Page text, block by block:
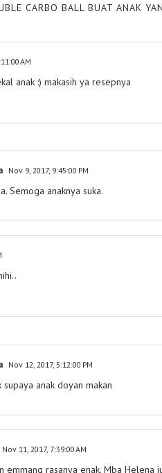
CARBO BALL BUAT ANAK
AM
anak :) makasih ya resepnya
Nov 9, 2017, 9:45:00 PM
Semoga anaknya suka.
Nov 12, 2017, 5:12:00 PM
anak doyan makan
Nov 11, 2017, 7:39:00 AM
emmang rasanya enak. Mba Helena